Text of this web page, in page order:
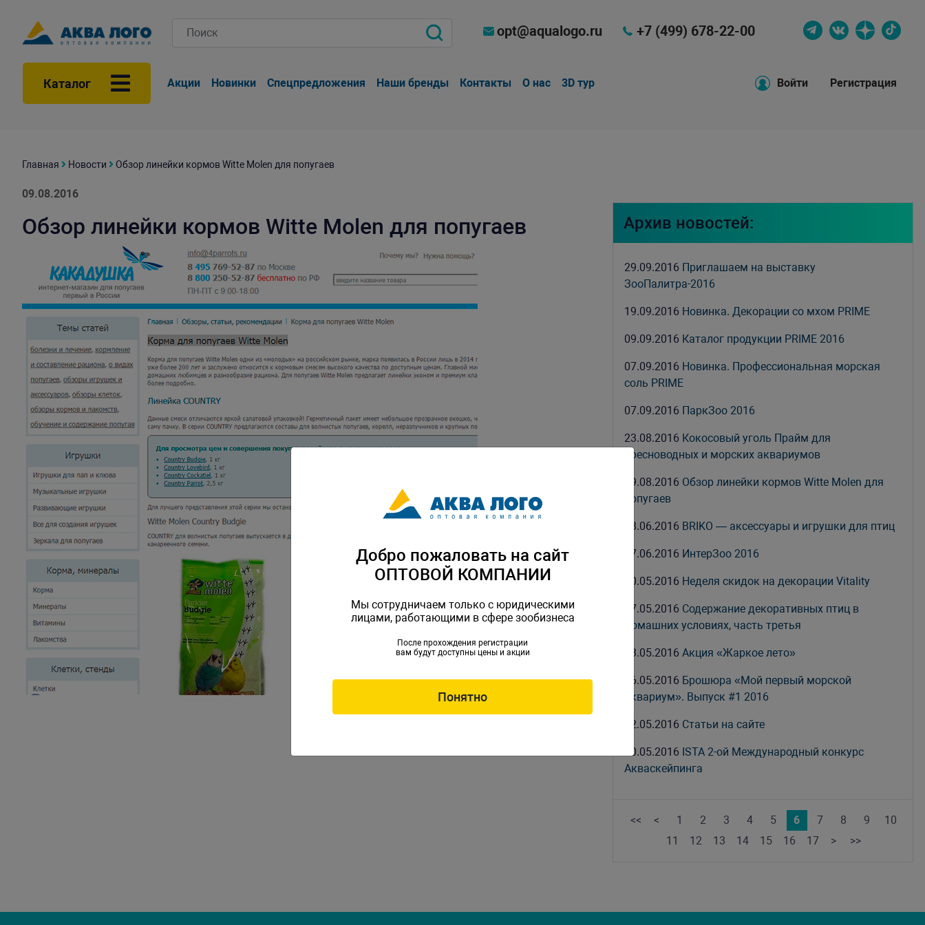
opt@aqualogo.ru +7 (499) 678-22-00
Каталог Акции Новинки Спецпредложения Наши бренды Контакты О нас 3D тур Войти Регистрация
Главная Новости Обзор линейки кормов Witte Molen для попугаев
09.08.2016
Обзор линейки кормов Witte Molen для попугаев Архив новостей:
29.09.2016 Приглашаем на выставку
ЗооПалитра-2016
19.09.2016 Новинка. Декорации со мхом PRIME
09.09.2016 Каталог продукции PRIME 2016
07.09.2016 Новинка. Профессиональная морская
соль PRIME
07.09.2016 ПаркЗоо 2016
23.08.2016 Кокосовый уголь Прайм для
пресноводных и морских аквариумов
09.08.2016 Обзор линейки кормов Witte Molen для
попугаев
08.06.2016 BRIKO — аксессуары и игрушки для птиц
07.06.2016 ИнтерЗоо 2016
30.05.2016 Неделя скидок на декорации Vitality
27.05.2016 Содержание декоративных птиц в
домашних условиях, часть третья
23.05.2016Акция «Жаркое лето»
16.05.2016 Брошюра «Мой первый морской
аквариум». Выпуск #1 2016
12.05.2016 Статьи на сайте
10.05.2016 ISTA 2-ой Международный конкурс
Акваскейпинга
<< < 1 2 3 4 5 6 7 8 9
10
11
12 13 14 15 16 17 > >>
Добро пожаловать на сайт
ОПТОВОЙ КОМПАНИИ
Мы сотрудничаем только с юридическими
лицами, работающими в сфере зообизнеса
После прохождения регистрации
вам будут доступны цены и акции
Понятно